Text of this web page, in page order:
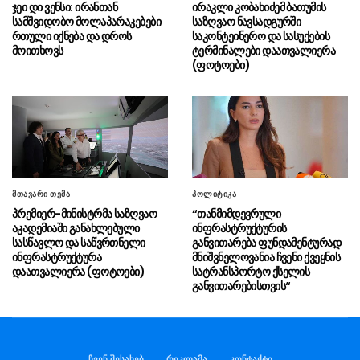
მოძრაობს, მანამდე მგზავრობის დრო იყო 5,5
საათი და ახლა არის 4 საათამდე
შემცირებული”
დაკავებული ნია იმნაძე საავადმყოფოდან
ზაჰესის დროებითი მოთავსების იზოლატორში
გადაიყვანეს
06.08 - 15:53“მათი პოლიტიკური დნმ,
იდეოლოგია მკვლელობაზე, ძალადობასა და
სადიზმზეა დაფუძნებული, მოძალადე
ყოველთვის იცავს მოძალადეს”
06.08 - 15:47პრემიერ-მინისტრ ირაკლი
კობახიძის კომენტარი (ვიდეო)
ვალერი ზალუჟნი: უკრაინამ
ჯეი დი ვენსი: ირანთან
სამშვიდობო მოლაპარაკებები
რთული იქნება და დროს
მოითხოვს
ირაკლი კობახიძემ ბათუმის
საზღვაო ნავსადგურში
საკონტეინერო და სასუქების
ტერმინალები დაათვალიერა
(ფოტოები)
მთავარი თემა
პრემიერ-მინისტრმა საზღვაო
აკადემიაში განახლებული
სასწავლო და საწვრთნელი
ინფრასტრუქტურა
დაათვალიერა (ფოტოები)
პოლიტიკა
“თანმიმდევრული
ინფრასტრუქტურის
განვითარება ფუნდამენტურად
მნიშვნელოვანია ჩვენი ქვეყნის
სატრანსპორტო ქსელის
განვითარებისთვის“